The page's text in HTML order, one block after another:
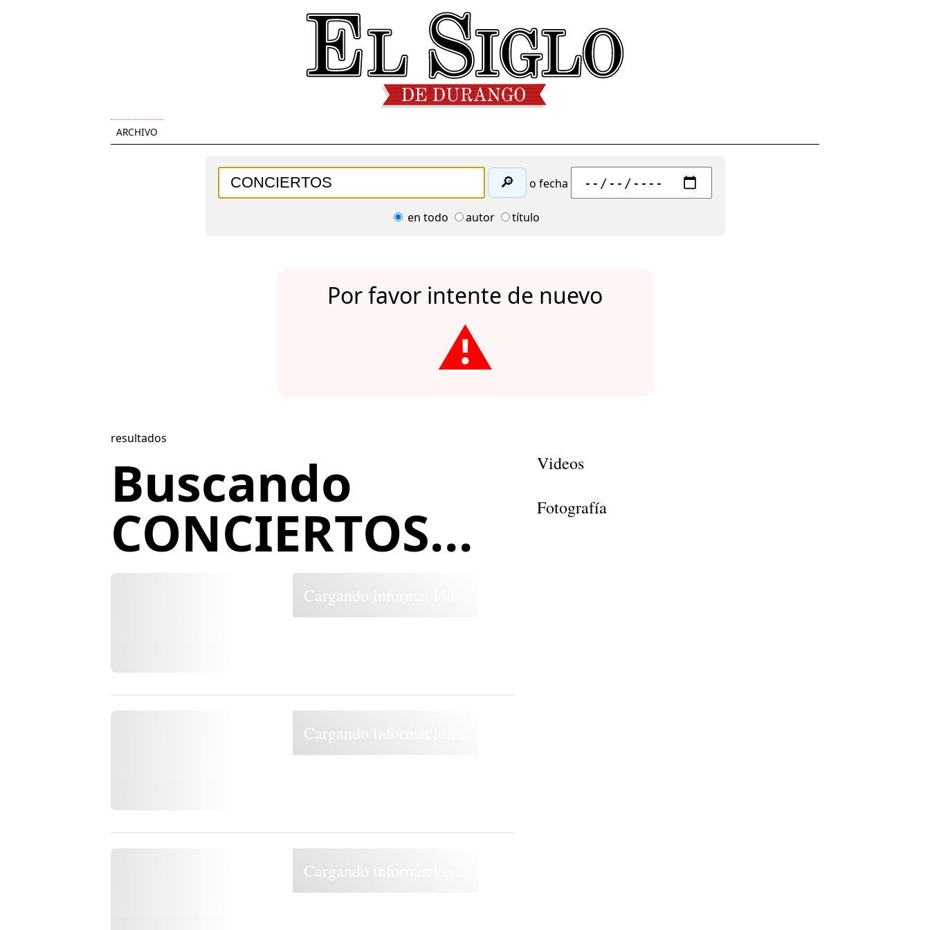
ARCHIVO
🔎 o fecha
en todo autor título
Por favor intente de nuevo
⚠️
resultados
Buscando
CONCIERTOS...
Cargando información...
Cargando información...
Cargando información...
Videos
Fotografía